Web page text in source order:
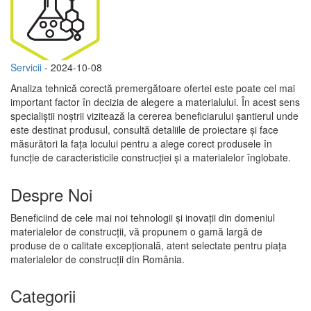
Servicii - 2024-10-08
Analiza tehnică corectă premergătoare ofertei este poate cel mai
important factor în decizia de alegere a materialului. În acest sens
specialiştii noştrii vizitează la cererea beneficiarului şantierul unde
este destinat produsul, consultă detaliile de proiectare şi face
măsurători la faţa locului pentru a alege corect produsele în
funcție de caracteristicile construcţiei şi a materialelor înglobate.
Despre Noi
Beneficiind de cele mai noi tehnologii și inovații din domeniul
materialelor de construcții, vă propunem o gamă largă de
produse de o calitate excepțională, atent selectate pentru piața
materialelor de construcții din România.
Categorii